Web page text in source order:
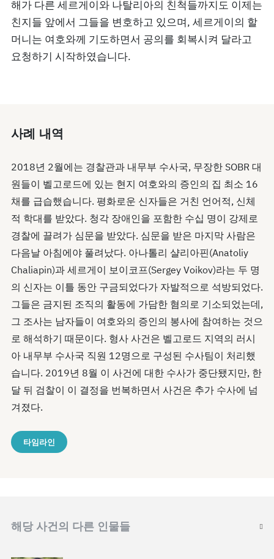
해가 다른 세르게이와 나탈리아의 친척들까지도 이제는
친지들 앞에서 그들을 변호하고 있으며, 세르게이의 할
머니는 여호와께 기도하면서 공의를 회복시켜 달라고
요청하기 시작하였습니다.
사례 내역
2018년 2월에는 경찰관과 내무부 수사국, 무장한 SOBR 대
원들이 벨고로드에 있는 현지 여호와의 증인의 집 최소 16
채를 급습했습니다. 평화로운 신자들은 거친 언어적, 신체
적 학대를 받았다. 청각 장애인을 포함한 수십 명이 강제로
경찰에 끌려가 심문을 받았다. 심문을 받은 마지막 사람은
다음날 아침에야 풀려났다. 아나톨리 샬리아핀(Anatoliy
Chaliapin)과 세르게이 보이코프(Sergey Voikov)라는 두 명
의 신자는 이틀 동안 구금되었다가 자발적으로 석방되었다.
그들은 금지된 조직의 활동에 가담한 혐의로 기소되었는데,
그 조사는 남자들이 여호와의 증인의 봉사에 참여하는 것으
로 해석하기 때문이다. 형사 사건은 벨고로드 지역의 러시
아 내무부 수사국 직원 12명으로 구성된 수사팀이 처리했
습니다. 2019년 8월 이 사건에 대한 수사가 중단됐지만, 한
달 뒤 검찰이 이 결정을 번복하면서 사건은 추가 수사에 넘
겨졌다.
타임라인
해당 사건의 다른 인물들